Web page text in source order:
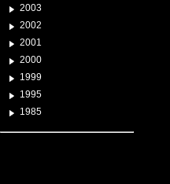
2003
2002
2001
2000
1999
1995
1985